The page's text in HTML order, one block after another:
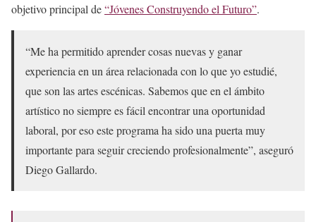
objetivo principal de“Jóvenes Construyendo el Futuro”.
“Me ha permitido aprender cosas nuevas y ganar
experiencia en un área relacionada con lo que yo estudié,
que son las artes escénicas. Sabemos que en el ámbito
artístico no siempre es fácil encontrar una oportunidad
laboral, por eso este programa ha sido una puerta muy
importante para seguir creciendo profesionalmente”, aseguró
Diego Gallardo.